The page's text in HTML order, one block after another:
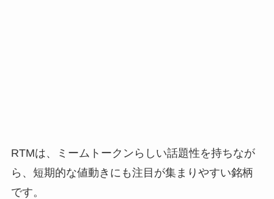
RTMは、ミームトークンらしい話題性を持ちなが
ら、短期的な値動きにも注目が集まりやすい銘柄
です。